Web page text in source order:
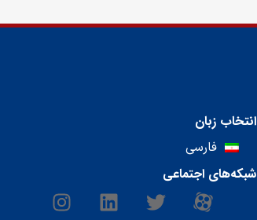
انتخاب زبان
فارسی
شبکه‌های اجتماعی
M
-
T
w
L
i
I
n